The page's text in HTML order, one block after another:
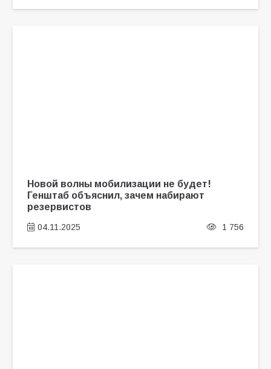
Новой волны мобилизации не будет!
Генштаб объяснил, зачем набирают
резервистов
04.11.2025 1 756